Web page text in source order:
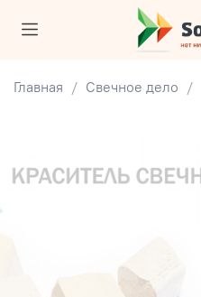
Главная Свечное дело